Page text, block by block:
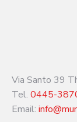
Via Santo 39
Tel. 0445-
Email: